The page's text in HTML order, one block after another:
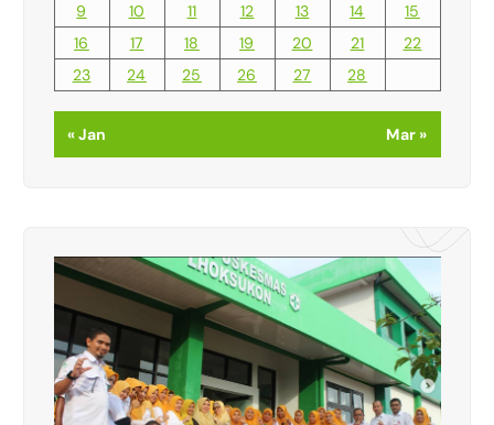
9
10 11 12 13 14
15
16
17 18 19 20 21
22
23
24 25 26 27 28
« Jan Mar »